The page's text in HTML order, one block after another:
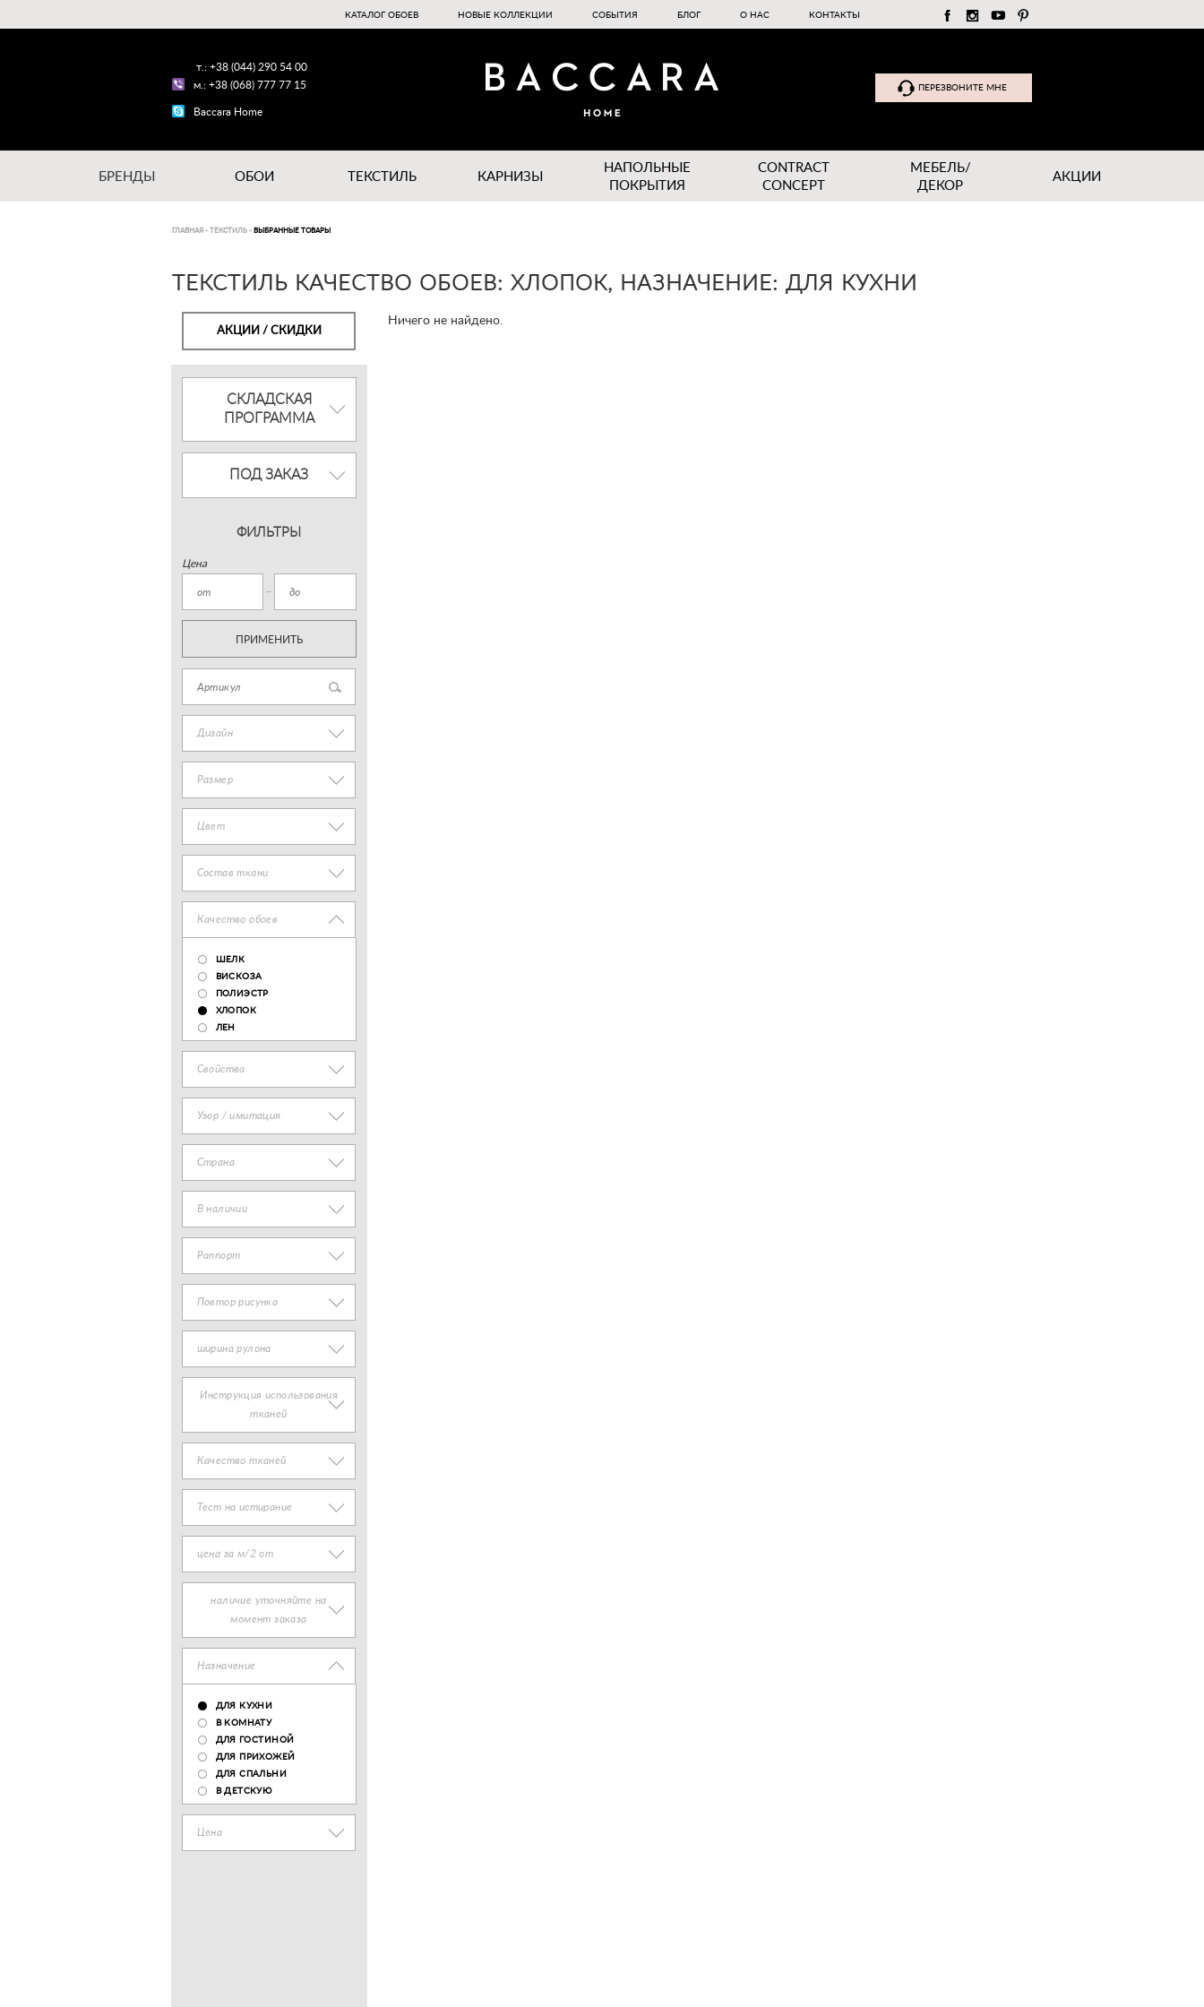
КАТАЛОГ ОБОЕВ НОВЫЕ КОЛЛЕКЦИИ СОБЫТИЯ БЛОГ О НАС КОНТАКТЫ
т.: +38 (044) 290 54 00
м.: +38 (068) 777 77 15
Baccara Home
ПЕРЕЗВОНИТЕ МНЕ
БРЕНДЫ ОБОИ ТЕКСТИЛЬ КАРНИЗЫ
НАПОЛЬНЫЕ
ПОКРЫТИЯ
CONTRACT
CONCEPT
МЕБЕЛЬ/
ДЕКОР
АКЦИИ
ГЛАВНАЯ - ТЕКСТИЛЬ - ВЫБРАННЫЕ ТОВАРЫ
ТЕКСТИЛЬ КАЧЕСТВО ОБОЕВ: ХЛОПОК, НАЗНАЧЕНИЕ: ДЛЯ КУХНИ
АКЦИИ / СКИДКИ
СКЛАДСКАЯ
ПРОГРАММА
ПОД ЗАКАЗ
ФИЛЬТРЫ
Цена
ПРИМЕНИТЬ
Дизайн
Размер
Цвет
Состав ткани
Качество обоев
ШЕЛК
ВИСКОЗА
ПОЛИЭСТР
ХЛОПОК
ЛЕН
Свойства
Узор / имитация
Страна
В наличии
Раппорт
Повтор рисунка
ширина рулона
Инструкция использования
тканей
Качество тканей
Тест на истирание
цена за м/2 от
наличие уточняйте на
момент заказа
Назначение
ДЛЯ КУХНИ
В КОМНАТУ
ДЛЯ ГОСТИНОЙ
ДЛЯ ПРИХОЖЕЙ
ДЛЯ СПАЛЬНИ
В ДЕТСКУЮ
Цена
Ничего не найдено.